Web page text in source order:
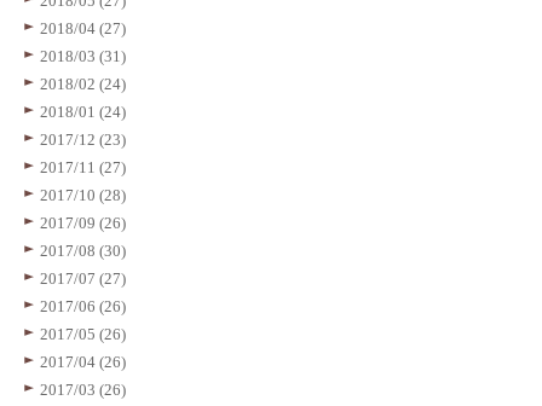
2018/04 (27)
2018/03 (31)
2018/02 (24)
2018/01 (24)
2017/12 (23)
2017/11 (27)
2017/10 (28)
2017/09 (26)
2017/08 (30)
2017/07 (27)
2017/06 (26)
2017/05 (26)
2017/04 (26)
2017/03 (26)